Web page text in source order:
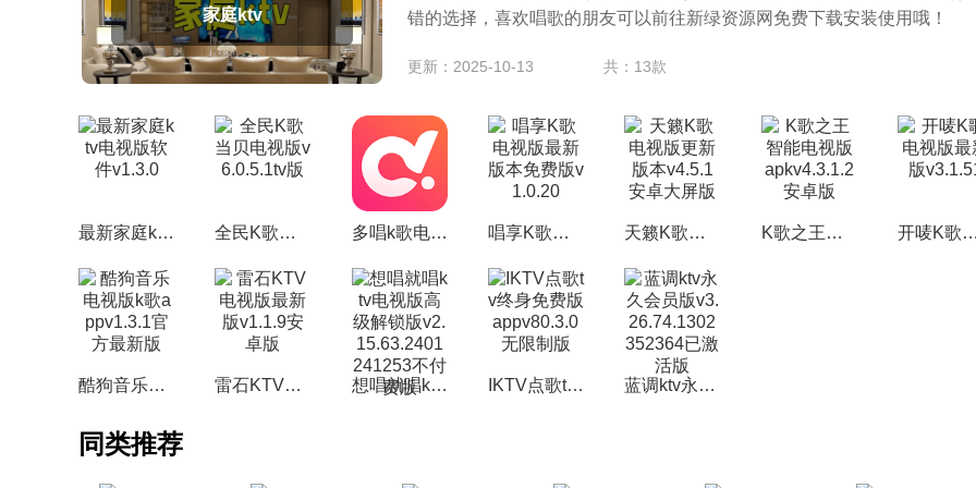
家庭ktv
错的选择，喜欢唱歌的朋友可以前往新绿资源网免费下载安装使用哦！
更新：2025-10-13 共：13款
最新家庭ktv电视版软件v1.3.0 全民K歌当贝电视版v6.0.5.1tv版 多唱k歌电视版不收费版v2.4.17安卓tv版 唱享K歌电视版最新版本免费版v1.0.20 天籁K歌电视版更新版本v4.5.1安卓大屏版 K歌之王智能电视版apkv4.3.1.2安卓版 开唛K歌电视版最
酷狗音乐电视版k歌appv1.3.1官方最新版 雷石KTV电视版最新版v1.1.9安卓版 想唱就唱ktv电视版高级解锁版v2.15.63.2401241253不付费版 IKTV点歌tv终身免费版appv80.3.0无限制版 蓝调ktv永久会员版v3.26.74.1302352364已激活版
同类推荐